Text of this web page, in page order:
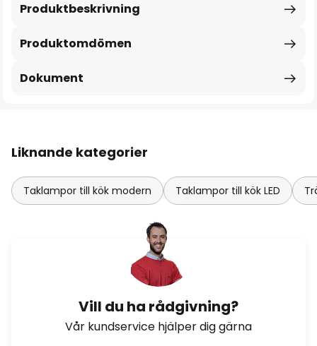
Produktbeskrivning
Produktomdömen
Dokument
Liknande kategorier
Taklampor till kök modern Taklampor till kök LED
Vill du ha rådgivning?
Vår kundservice hjälper dig gärna